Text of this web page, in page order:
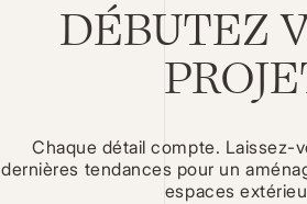
DÉBUTEZ
Chaque détail compte. Laissez-
dernières tendances pour un
espaces